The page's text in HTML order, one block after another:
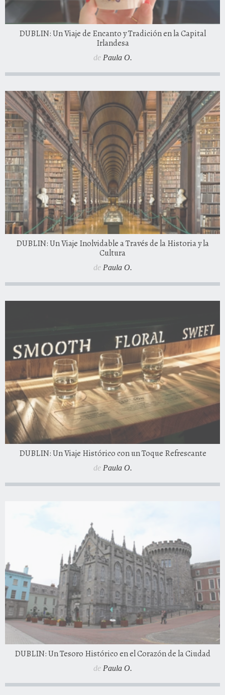
DUBLIN: Un Viaje de Encanto y Tradición en la Capital
Irlandesa
de Paula O.
DUBLIN: Un Viaje Inolvidable a Través de la Historia y la
Cultura
de Paula O.
DUBLIN: Un Viaje Histórico con un Toque Refrescante
de Paula O.
DUBLIN: Un Tesoro Histórico en el Corazón de la Ciudad
de Paula O.